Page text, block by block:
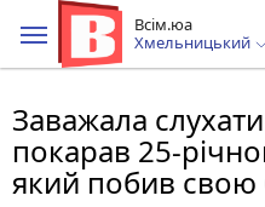
Всім.юа
Хмельницький
Заважала
покарав 25-
який побив свою